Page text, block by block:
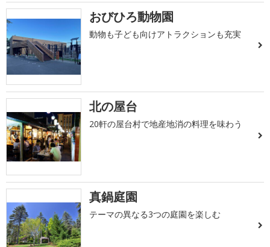
おびひろ動物園
動物も子ども向けアトラクションも充実
北の屋台
20軒の屋台村で地産地消の料理を味わう
真鍋庭園
テーマの異なる3つの庭園を楽しむ